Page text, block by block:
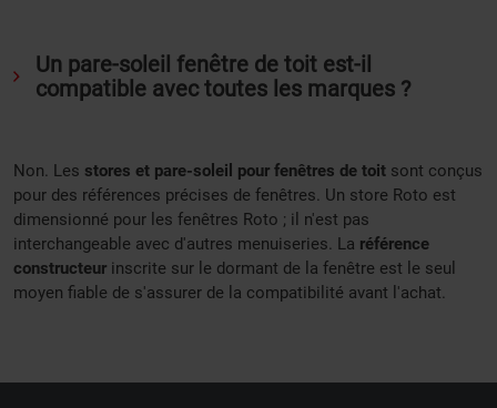
Un pare-soleil fenêtre de toit est-il
compatible avec toutes les marques ?
Non. Les stores et pare-soleil pour fenêtres de toit sont conçus
pour des références précises de fenêtres. Un store Roto est
dimensionné pour les fenêtres Roto ; il n'est pas
interchangeable avec d'autres menuiseries. La référence
constructeur inscrite sur le dormant de la fenêtre est le seul
moyen fiable de s'assurer de la compatibilité avant l'achat.